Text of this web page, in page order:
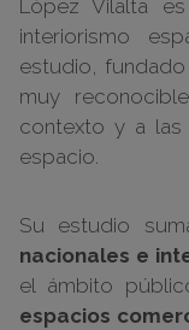
López Vilalta
interiorismo
estudio,
muy
contexto y a las
espacio.
Su estudio
nacionales e
el ámbito
espacios